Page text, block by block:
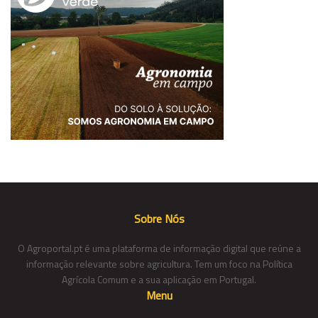
Sobre Nós
O Agroportal.pt é uma plataforma de informação digital que reúne a
informação relevante sobre agricultura. Tem um foco na Política
Agrícola Comum e a sua aplicação em Portugal.
Menu